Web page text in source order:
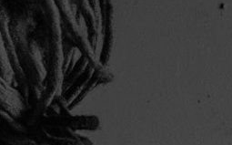
Tableau de Bord Propriétaire